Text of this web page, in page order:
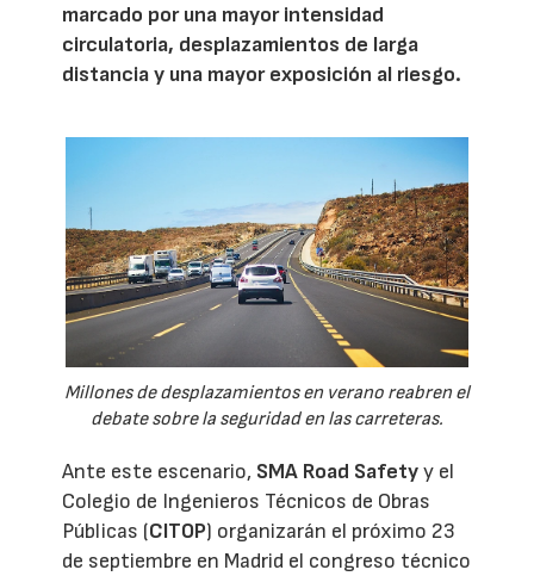
marcado por una mayor intensidad
circulatoria, desplazamientos de larga
distancia y una mayor exposición al riesgo.
Millones de desplazamientos en verano reabren el
debate sobre la seguridad en las carreteras.
Ante este escenario, SMA Road Safetyy el
Colegio de Ingenieros Técnicos de Obras
Públicas (CITOP) organizarán el próximo 23
de septiembre en Madrid el congreso técnico